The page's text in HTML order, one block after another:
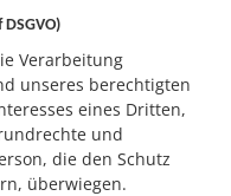
Verarbeitung
unseres berechtigten
eines Dritten,
und
die den Schutz
überwiegen.